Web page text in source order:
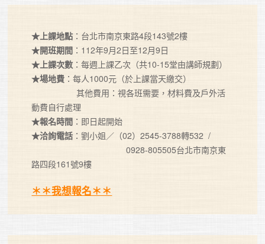
★上課地點
★開班期間
★上課次數
★場地費 ：每人1000元（於上課當天繳交）
                   其他費用：視各班需要，材料費及戶外活
★報名時間
★洽詢電話 ：劉小姐／（02）2545-3788轉532  /
                                        0928-805505台北市南京東
路四段161號9樓
＊＊我想報名＊＊